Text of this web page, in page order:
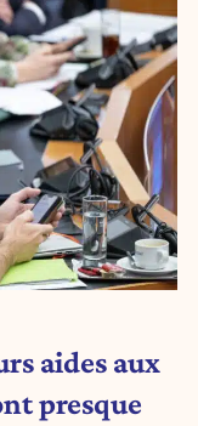
aides aux
presque